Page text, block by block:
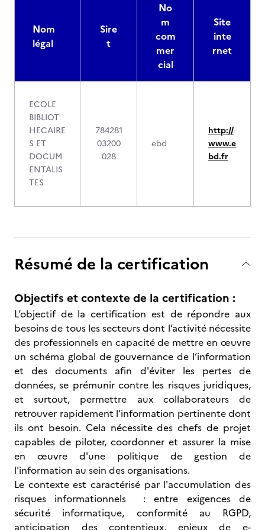
Nom
légal
Sire
t
No
m
com
mer
cial
Site
inte
rnet
ECOLE
BIBLIOT
HECAIRE
S ET
DOCUM
ENTALIS
TES
784281
03200
028
ebd
http://
www.e
bd.fr
Résumé de la certification
Objectifs et contexte de la certification :
L’objectif de la certification est de répondre aux
besoins de tous les secteurs dont l’activité nécessite
des professionnels en capacité de mettre en œuvre
un schéma global de gouvernance de l’information
et des documents afin d'éviter les pertes de
données, se prémunir contre les risques juridiques,
et surtout, permettre aux collaborateurs de
retrouver rapidement l’information pertinente dont
ils ont besoin. Cela nécessite des chefs de projet
capables de piloter, coordonner et assurer la mise
en œuvre d'une politique de gestion de
l'information au sein des organisations.
Le contexte est caractérisé par l'accumulation des
risques informationnels : entre exigences de
sécurité informatique, conformité au RGPD,
anticipation des contentieux, enjeux de e-